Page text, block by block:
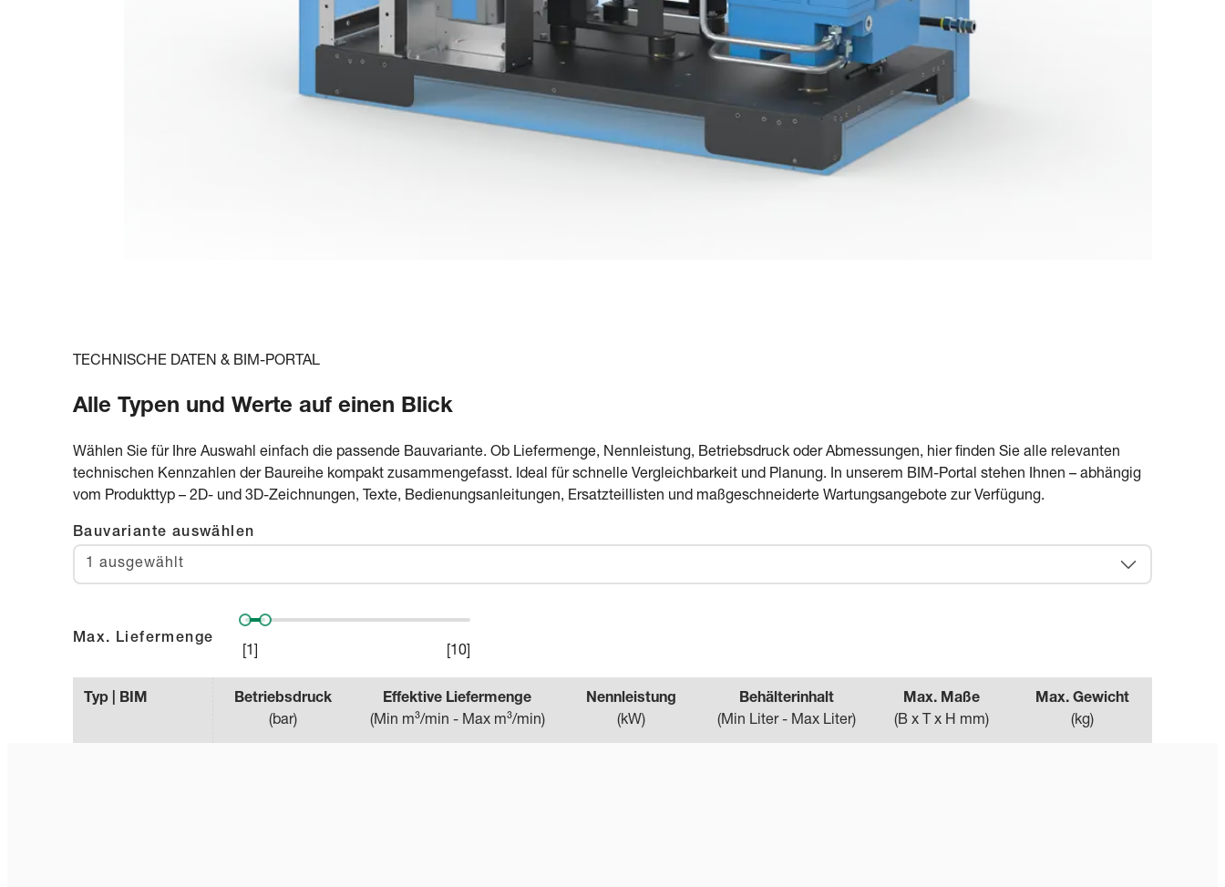
TECHNISCHE DATEN & BIM-PORTAL
Alle Typen und Werte auf einen Blick
Wählen Sie für Ihre Auswahl einfach die passende Bauvariante. Ob Liefermenge, Nennleistung, Betriebsdruck oder Abmessungen, hier finden Sie alle relevanten
technischen Kennzahlen der Baureihe kompakt zusammengefasst. Ideal für schnelle Vergleichbarkeit und Planung. In unserem BIM-Portal stehen Ihnen – abhängig
vom Produkttyp – 2D- und 3D-Zeichnungen, Texte, Bedienungsanleitungen, Ersatzteillisten und maßgeschneiderte Wartungsangebote zur Verfügung.
Bauvariante auswählen
1 ausgewählt
Max. Liefermenge
1 10
Typ | BIM
Betriebsdruck
(bar)
Effektive Liefermenge
(Min m³/min - Max m³/min)
Nennleistung
(kW)
Behälterinhalt
(Min Liter - Max Liter)
Max. Maße
(B x T x H mm)
Max. Gewicht
(kg)